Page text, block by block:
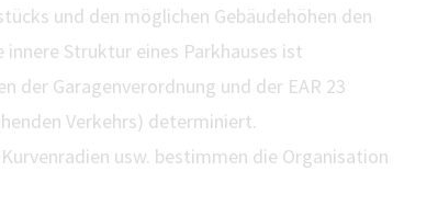
und den möglichen Gebäudehöhen den
Struktur eines Parkhauses ist
der Garagenverordnung und der EAR 23
Verkehrs) determiniert.
usw. bestimmen die Organisation